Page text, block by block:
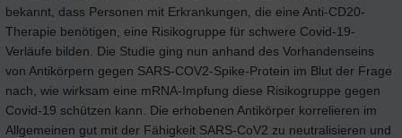
bekannt, dass Personen mit Erkrankungen, die eine Anti-CD20-
Therapie benötigen, eine Risikogruppe für schwere Covid-19-
Verläufe bilden. Die Studie ging nun anhand des Vorhandenseins
von Antikörpern gegen SARS-COV2-Spike-Protein im Blut der Frage
nach, wie wirksam eine mRNA-Impfung diese Risikogruppe gegen
Covid-19 schützen kann. Die erhobenen Antikörper korrelieren im
Allgemeinen gut mit der Fähigkeit SARS-CoV2 zu neutralisieren und